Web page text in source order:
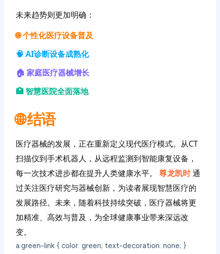
未来趋势则更加明确：
🌐 个性化医疗设备普及
🧠 AI诊断设备成熟化
🏠 家庭医疗器械增长
🏥 智慧医院全面落地
🌐 结语
医疗器械的发展，正在重新定义现代医疗模式。从CT
扫描仪到手术机器人，从远程监测到智能康复设备，
每一次技术进步都在提升人类健康水平。尊龙凯时通
过关注医疗研究与器械创新，为读者展现智慧医疗的
发展路径。未来，随着科技持续突破，医疗器械将更
加精准、高效与普及，为全球健康事业带来深远改
变。
a.green-link { color: green; text-decoration: none; }